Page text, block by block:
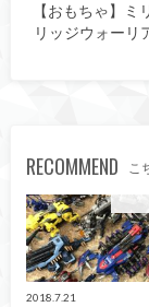
【おもちゃ】
リッジウォーリ
RECOMMEND こ
2018.7.21